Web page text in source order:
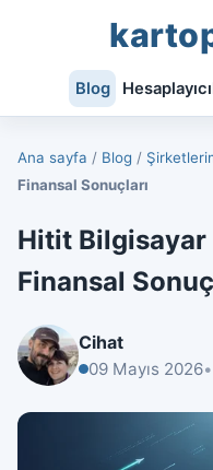
Blog
Ana sayfa / Blog /
Finansal Sonuçları
Hitit Bilgisayar
Finansal
Cihat
09 Mayıs 2026•